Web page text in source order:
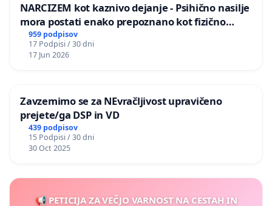
NARCIZEM kot kaznivo dejanje - Psihično nasilje
mora postati enako prepoznano kot fizično
nasilje
959 podpisov
17 Podpisi / 30 dni
17 Jun 2026
Zavzemimo se za NEvračljivost upravičeno
prejete/ga DSP in VD
439 podpisov
15 Podpisi / 30 dni
30 Oct 2025
📢 PETICIJA ZA VEČJO VARNOST NA CESTAH IN